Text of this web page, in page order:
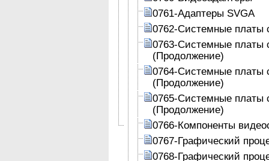
0761-Адаптеры SVGA
0762-Системные платы
0763-Системные платы
(Продолжение)
0764-Системные платы
(Продолжение)
0765-Системные платы
(Продолжение)
0766-Компоненты
0767-Графический
0768-Графический